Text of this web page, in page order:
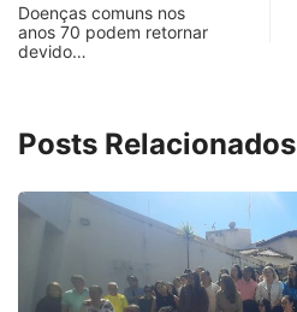
Doenças comuns nos
anos 70 podem retornar
devido…
Posts Relacionados